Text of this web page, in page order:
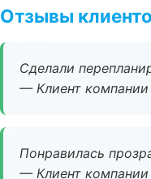
Отзывы
Сделали
— Клиент компании
Понравилась
— Клиент компании